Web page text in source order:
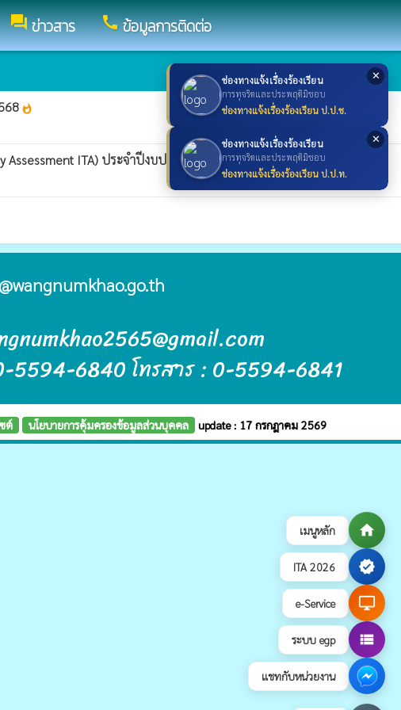
เมนูหลัก home
ITA 2026 verified
e-Service desktop_windows
ระบบ egp view_list
แชทกับหน่วยงาน
✕
ช่องทางแจ้งเรื่องร้องเรียน
การทุจริตและประพฤติมิชอบ
ช่องทางแจ้งเรื่องร้องเรียน ป.ป.ช.
✕
ช่องทางแจ้งเรื่องร้องเรียน
การทุจริตและประพฤติมิชอบ
ช่องทางแจ้งเรื่องร้องเรียน ป.ป.ท.
forumข่าวสาร callข้อมูลการติดต่อ
whatshot
Assessment ITA) ประจำปีงบประมาณ พ.ศ. 2568whatshot
5594-6840 โทรสาร : 0-5594-6841
ต์ นโยบายการคุ้มครองข้อมูลส่วนบุคคล update : 17 กรกฎาคม 2569